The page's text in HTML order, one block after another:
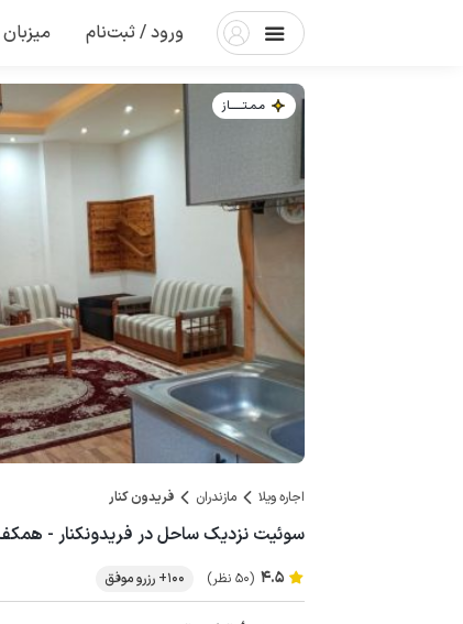
ورود / ثبت‌نام
مـمـتــــــاز
اجاره ویلا مازندران فریدون کنار
سوئیت نزدیک ساحل در فریدونکنار -
4.5 (50 نظر) 100+ رزرو موفق